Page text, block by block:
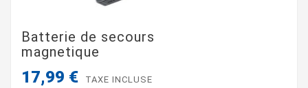
Batterie de secours
magnetique
17,99 € TAXE INCLUSE